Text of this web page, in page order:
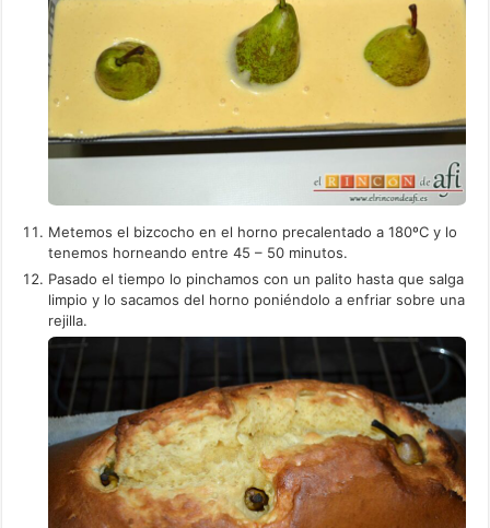
Metemos el bizcocho en el horno precalentado a 180ºC y lo
tenemos horneando entre 45 – 50 minutos.
Pasado el tiempo lo pinchamos con un palito hasta que salga
limpio y lo sacamos del horno poniéndolo a enfriar sobre una
rejilla.